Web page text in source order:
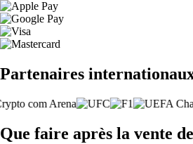
Partenaires
Que faire après la vente